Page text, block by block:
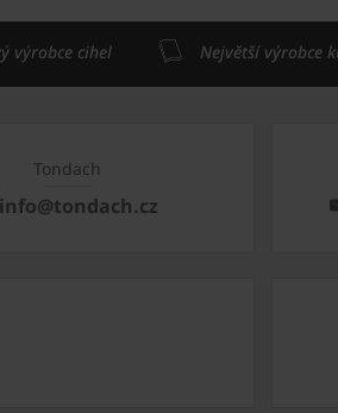
výrobce cihel Největší výrobce
Tondach
info@tondach.cz